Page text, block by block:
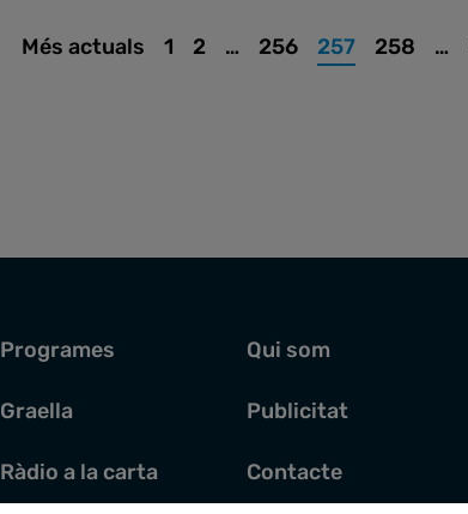
Més actuals 1 2 … 256 257 258 …
Programes
Graella
Ràdio a la carta
Qui som
Publicitat
Contacte